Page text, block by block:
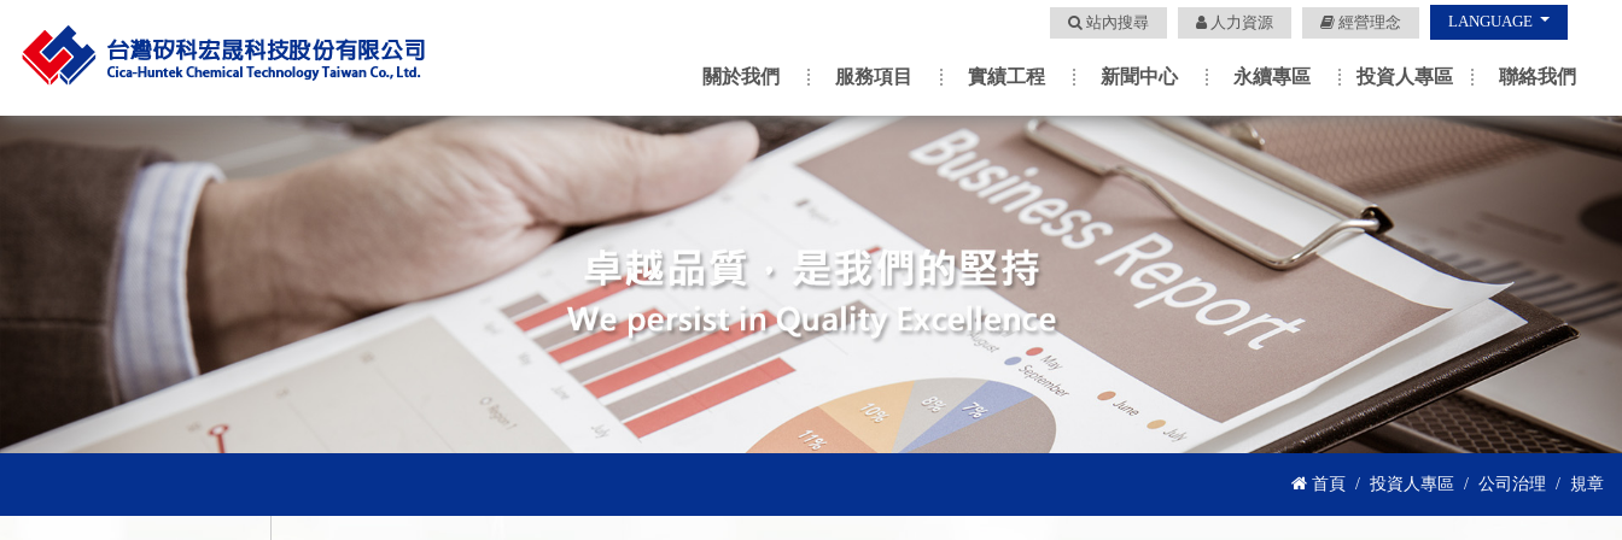
站內搜尋 人力資源 經營理念 LANGUAGE
關於我們 服務項目 實績工程 新聞中心 永續專區 投資人專區 聯絡我們
首頁 投資人專區 公司治理 規章